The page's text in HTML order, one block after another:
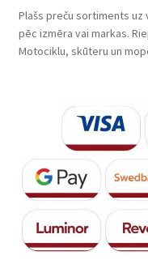
Plašs preču sortiments
pēc izmēra vai markas.
Motociklu, skūteru un